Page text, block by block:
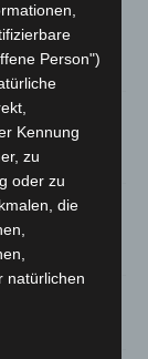
schnell
beim
sucht
Person")
Kennung
zu
oder zu
die
natürlichen